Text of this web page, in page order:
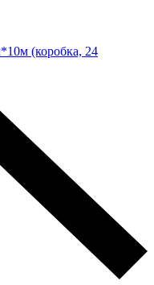
(коробка, 24